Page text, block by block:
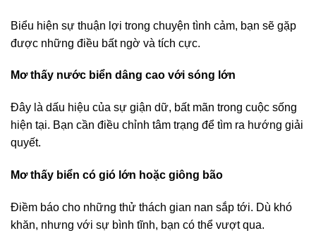
Biểu hiện sự thuận lợi trong chuyện tình cảm, bạn sẽ gặp
được những điều bất ngờ và tích cực.
Mơ thấy nước biển dâng cao với sóng lớn
Đây là dấu hiệu của sự giận dữ, bất mãn trong cuộc sống
hiện tại. Bạn cần điều chỉnh tâm trạng để tìm ra hướng giải
quyết.
Mơ thấy biển có gió lớn hoặc giông bão
Điềm báo cho những thử thách gian nan sắp tới. Dù khó
khăn, nhưng với sự bình tĩnh, bạn có thể vượt qua.